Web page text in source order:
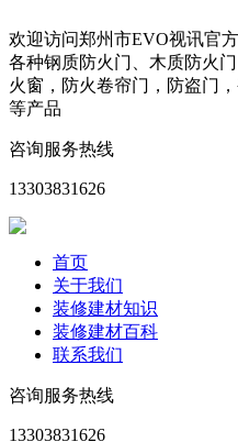
欢迎访问郑州市EVO视讯官
各种钢质防火门、木质防火
火窗，防火卷帘门，防盗门
等产品
咨询服务热线
13303831626
首页
关于我们
装修建材知识
装修建材百科
联系我们
咨询服务热线
13303831626